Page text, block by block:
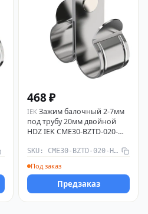
468 ₽
IEK Зажим балочный 2-7мм
под трубу 20мм двойной
HDZ IEK CME30-BZTD-020-
SKU: CME30-BZTD-020-HDZ
Под заказ
Предзаказ